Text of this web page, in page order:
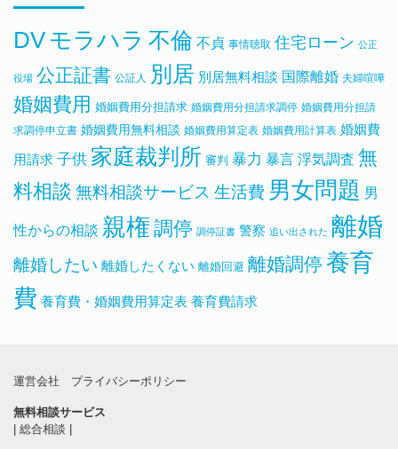
DV モラハラ 不倫 不貞 事情聴取 住宅ローン 公正
役場 公正証書 公証人 別居 別居無料相談 国際離婚 夫婦喧嘩
婚姻費用 婚姻費用分担請求 婚姻費用分担請求調停 婚姻費用分担請
求調停申立書 婚姻費用無料相談 婚姻費用算定表 婚姻費用計算表 婚姻費
用請求 子供 家庭裁判所 審判 暴力 暴言 浮気調査 無
料相談 無料相談サービス 生活費 男女問題 男
性からの相談 親権 調停 調停証書 警察 追い出された 離婚
離婚したい 離婚したくない 離婚回避 離婚調停 養育
費 養育費・婚姻費用算定表 養育費請求
運営会社 プライバシーポリシー
無料相談サービス
総合相談